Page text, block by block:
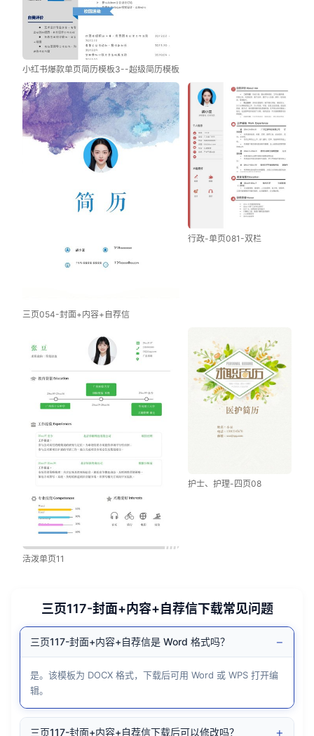
小红书爆款单页简历模板3--超级简历模板
三页054-封面+内容+自荐信
行政-单页081-双栏
活泼单页11
护士、护理-四页08
三页117-封面+内容+自荐信下载常见问题
三页117-封面+内容+自荐信是 Word 格式吗？ −
是。该模板为 DOCX 格式，下载后可用 Word 或 WPS 打开编
辑。
三页117-封面+内容+自荐信下载后可以修改吗？ +